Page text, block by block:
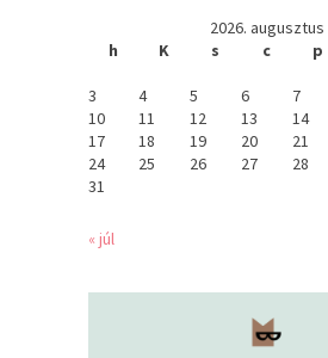
2026. augusztus
h
K s c p
3
4 5 6 7
10
11 12 13 14
17
18 19 20 21
24
25 26 27 28
31
« júl